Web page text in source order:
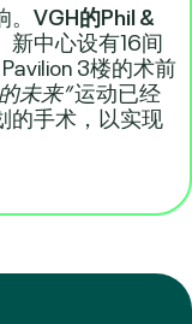
VGH的Phil &
新中心设有16间
3楼的术前
未来”运动已经
的手术，以实现